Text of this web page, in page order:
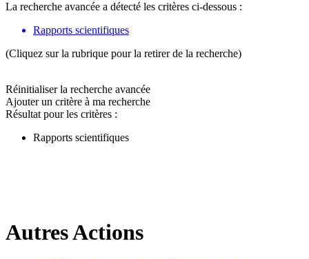
La recherche avancée a détecté les critères ci-dessous :
Rapports scientifiques
(Cliquez sur la rubrique pour la retirer de la recherche)
Réinitialiser la recherche avancée
Ajouter un critère à ma recherche
Résultat pour les critères :
Rapports scientifiques
Autres Actions